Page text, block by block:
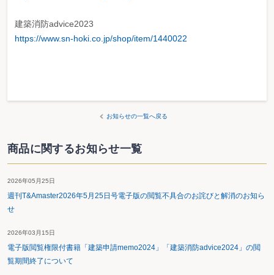
建築消防advice2023
https://www.sn-hoki.co.jp/shop/item/1440022
お知らせの一覧へ戻る
商品に関するお知らせ一覧
2026年05月25日
週刊T&Amaster2026年5月25日号電子版の閲覧不具合のお詫びと解消のお知ら
せ
2026年03月15日
電子版閲覧権限付書籍「建築申請memo2024」「建築消防advice2024」の閲
覧期間終了について